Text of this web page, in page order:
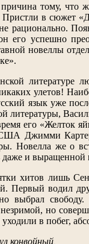
тому, что
в сюжет
рационально.
его успешно
новеллы
улетов!
язык уже
литературы,
его «Желток
Джимми
Новелла же о
и выращенной
хитов лишь
Первый водил
выбрал
но
в побег,
конвойный,